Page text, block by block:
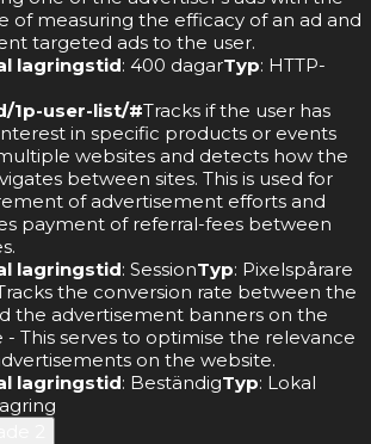
of measuring the efficacy of an ad and
targeted ads to the user.
lagringstid: 400 dagarTyp: HTTP-
1p-user-list/#Tracks if the user has
in specific products or events
websites and detects how the
between sites. This is used for
of advertisement efforts and
payment of referral-fees between
lagringstid: SessionTyp: Pixelspårare
the conversion rate between the
the advertisement banners on the
- This serves to optimise the relevance
on the website.
lagringstid: BeständigTyp: Lokal